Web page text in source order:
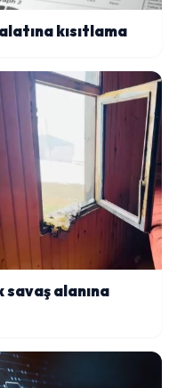
kısıtlama
savaş alanına